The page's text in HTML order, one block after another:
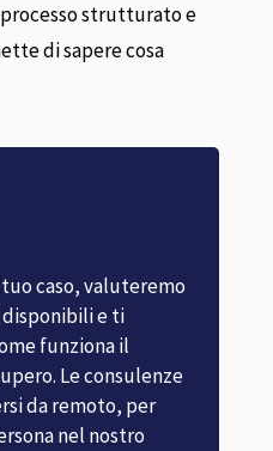
strutturato e
di sapere cosa
caso, valuteremo
e ti
funziona il
Le consulenze
da remoto, per
nel nostro